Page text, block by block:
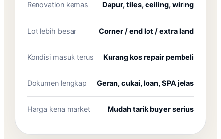
Renovation kemas Dapur, tiles, ceiling, wiring
Lot lebih besar Corner / end lot / extra land
Kondisi masuk terus Kurang kos repair pembeli
Dokumen lengkap Geran, cukai, loan, SPA jelas
Harga kena market Mudah tarik buyer serius